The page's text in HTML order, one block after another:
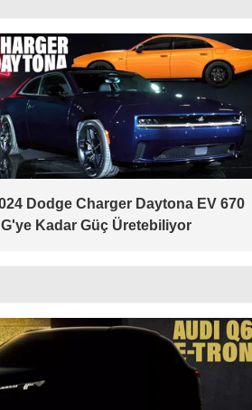
Dodge Charger Daytona EV 670
Kadar Güç Üretebiliyor